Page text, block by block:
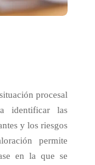
procesal
identificar las
y los riesgos
permite
en la que se